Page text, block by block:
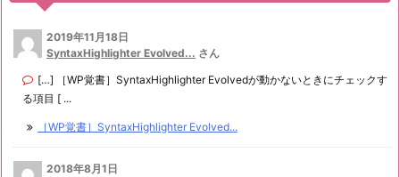
2019年11月18日
SyntaxHighlighter Evolved... さん
[…] ［WP覚書］SyntaxHighlighter Evolvedが動かないときにチェックす
る項目 [ ...
［WP覚書］SyntaxHighlighter Evolved...
2018年8月1日